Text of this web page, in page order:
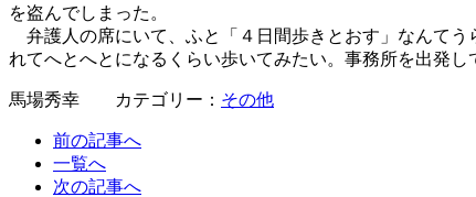
を盗んでしまった。
弁護人の席にいて、ふと「４日間歩きとおす」なんてう
れてへとへとになるくらい歩いてみたい。事務所を出発
馬場秀幸 カテゴリー： その他
前の記事へ
一覧へ
次の記事へ